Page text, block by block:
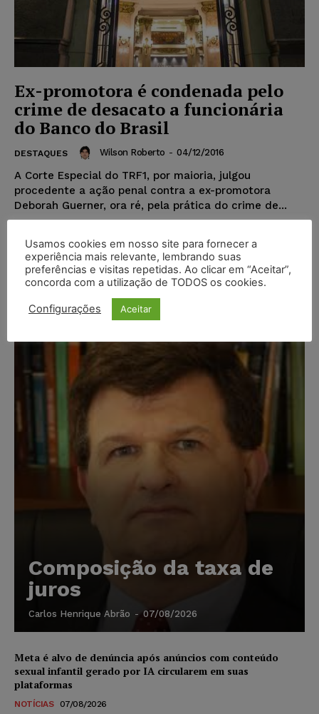
Ex-promotora é condenada pelo
crime de desacato a funcionária
do Banco do Brasil
DESTAQUES Wilson Roberto - 04/12/2016
A Corte Especial do TRF1, por maioria, julgou
procedente a ação penal contra a ex-promotora
Deborah Guerner, ora ré, pela prática do crime de...
3 4 5
Popular
Composição da taxa de
juros
Carlos Henrique Abrão - 07/08/2026
Meta é alvo de denúncia após anúncios com conteúdo
sexual infantil gerado por IA circularem em suas
plataformas
NOTÍCIAS 07/08/2026
Usamos cookies em nosso site para fornecer a
experiência mais relevante, lembrando suas
preferências e visitas repetidas. Ao clicar em “Aceitar”,
concorda com a utilização de TODOS os cookies.
Configurações Aceitar